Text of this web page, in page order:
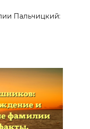
Пальчицкий: